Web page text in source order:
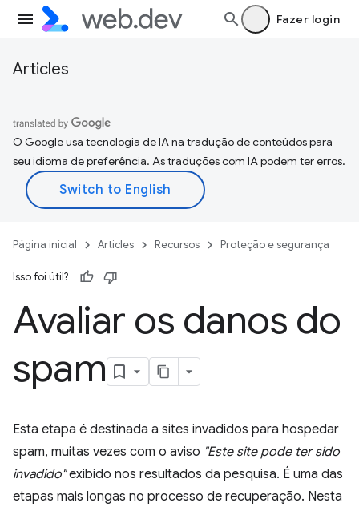
Fazer login
Articles
O Google usa tecnologia de IA na tradução de conteúdos para
seu idioma de preferência. As traduções com IA podem ter erros.
Página inicial Articles Recursos Proteção e segurança
Isso foi útil?
Avaliar os danos do
spam
Esta etapa é destinada a sites invadidos para hospedar
spam, muitas vezes com o aviso "Este site pode ter sido
invadido"exibido nos resultados da pesquisa. É uma das
etapas mais longas no processo de recuperação. Nesta